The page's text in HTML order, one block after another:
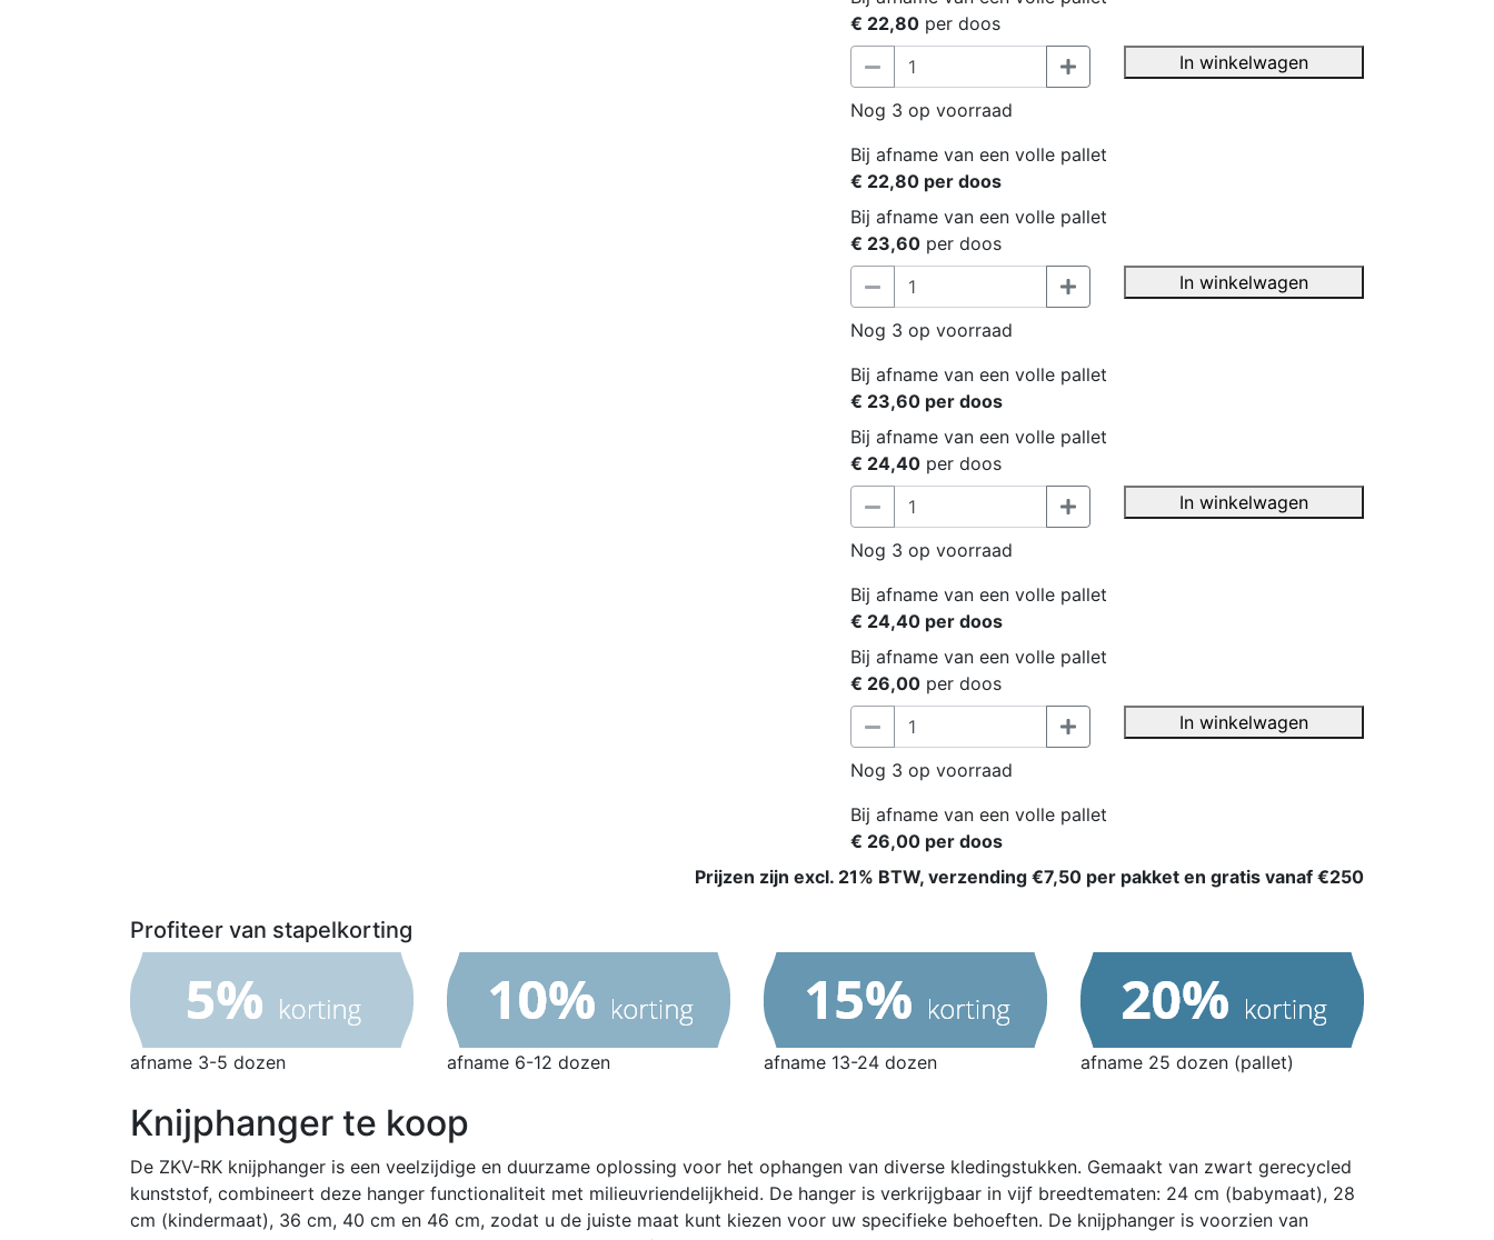
€ 22,80per doos
Nog 3 op voorraad
In winkelwagen
Bij afname van een volle pallet
€ 22,80 per doos
Bij afname van een volle pallet
€ 23,60per doos
Nog 3 op voorraad
In winkelwagen
Bij afname van een volle pallet
€ 23,60 per doos
Bij afname van een volle pallet
€ 24,40per doos
Nog 3 op voorraad
In winkelwagen
Bij afname van een volle pallet
€ 24,40 per doos
Bij afname van een volle pallet
€ 26,00per doos
Nog 3 op voorraad
In winkelwagen
Bij afname van een volle pallet
€ 26,00 per doos
Prijzen zijn excl. 21% BTW, verzending €7,50 per pakket en gratis vanaf €250
Profiteer van stapelkorting
afname 3-5 dozen afname 6-12 dozen afname 13-24 dozen afname 25 dozen (pallet)
Knijphanger te koop
De ZKV-RK knijphanger is een veelzijdige en duurzame oplossing voor het ophangen van diverse kledingstukken. Gemaakt van zwart gerecycled
kunststof, combineert deze hanger functionaliteit met milieuvriendelijkheid. De hanger is verkrijgbaar in vijf breedtematen: 24 cm (babymaat), 28
cm (kindermaat), 36 cm, 40 cm en 46 cm, zodat u de juiste maat kunt kiezen voor uw specifieke behoeften. De knijphanger is voorzien van